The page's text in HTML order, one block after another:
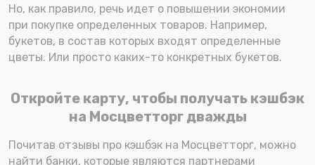
Но, как правило, речь идет о повышении экономии
при покупке определенных товаров. Например,
букетов, в состав которых входят определенные
цветы. Или просто каких-то конкретных букетов.
Откройте карту, чтобы получать кэшбэк
на Мосцветторг дважды
Почитав отзывы про кэшбэк на Мосцветторг, можно
найти банки, которые являются партнерами